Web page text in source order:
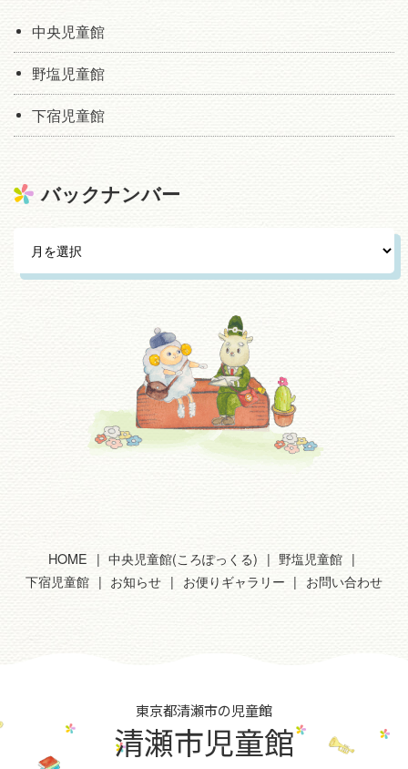
中央児童館
野塩児童館
下宿児童館
バックナンバー
HOME 中央児童館(ころぽっくる)
野塩児童館
下宿児童館
お知らせ お便りギャラリー お問い合わせ
東京都清瀬市の児童館
清瀬市児童館